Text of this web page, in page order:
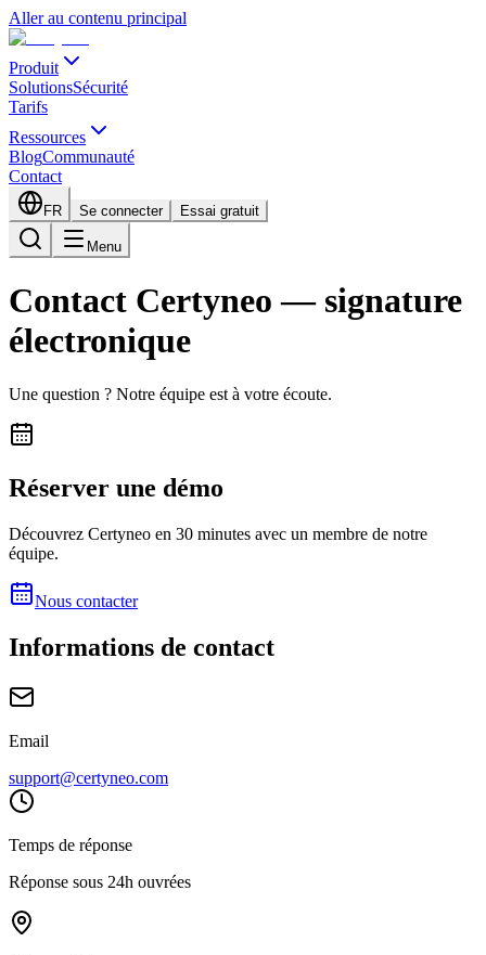
Aller au contenu principal
Produit
SolutionsSécurité
Tarifs
Ressources
BlogCommunauté
Contact
FR Se connecter Essai gratuit
Menu
Contact Certyneo — signature
électronique
Une question ? Notre équipe est à votre écoute.
Réserver une démo
Découvrez Certyneo en 30 minutes avec un membre de notre
équipe.
Nous contacter
Informations de contact
Email
support@certyneo.com
Temps de réponse
Réponse sous 24h ouvrées